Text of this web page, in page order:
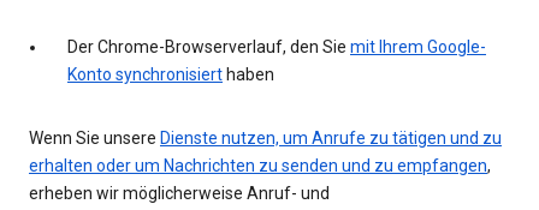
Der Chrome-Browserverlauf, den Sie mit Ihrem Google-
Konto synchronisiert haben
Wenn Sie unsere Dienste nutzen, um Anrufe zu tätigen und zu
erhalten oder um Nachrichten zu senden und zu empfangen,
erheben wir möglicherweise Anruf- und